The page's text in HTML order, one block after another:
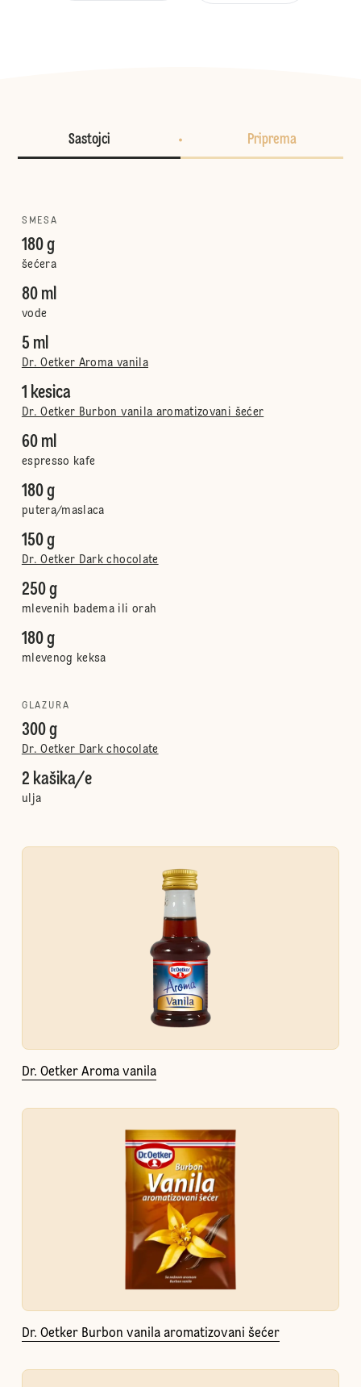
Sastojci Priprema
SMESA
180 g
šećera
80 ml
vode
5 ml
Dr. Oetker Aroma vanila
1 kesica
Dr. Oetker Burbon vanila aromatizovani šećer
60 ml
espresso kafe
180 g
putera/maslaca
150 g
Dr. Oetker Dark chocolate
250 g
mlevenih badema ili orah
180 g
mlevenog keksa
GLAZURA
300 g
Dr. Oetker Dark chocolate
2 kašika/e
ulja
Dr. Oetker Aroma vanila
Dr. Oetker Burbon vanila aromatizovani šećer